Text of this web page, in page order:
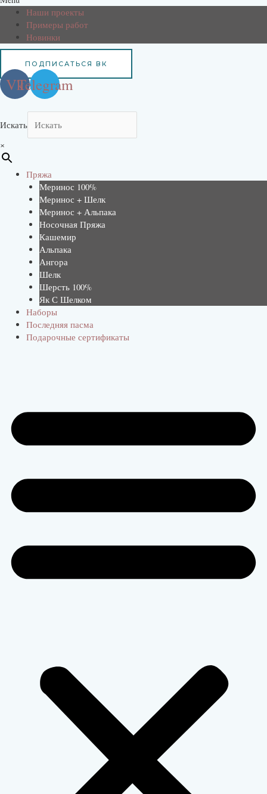
Наши проекты
Примеры работ
Новинки
ПОДПИСАТЬСЯ ВК
VkTelegram
Искать
×
Пряжа
Меринос 100%
Меринос + Шелк
Меринос + Альпака
Носочная Пряжа
Кашемир
Альпака
Ангора
Шелк
Шерсть 100%
Як С Шелком
Наборы
Последняя пасма
Подарочные сертификаты